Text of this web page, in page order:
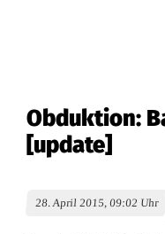
Obduktion:
[update]
28. April 2015, 09:02 Uhr